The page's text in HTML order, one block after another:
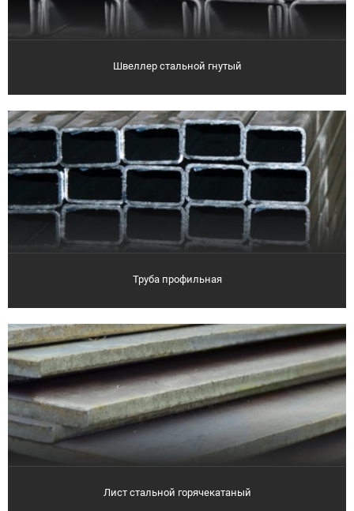
Швеллер стальной гнутый
Труба профильная
Лист стальной горячекатаный